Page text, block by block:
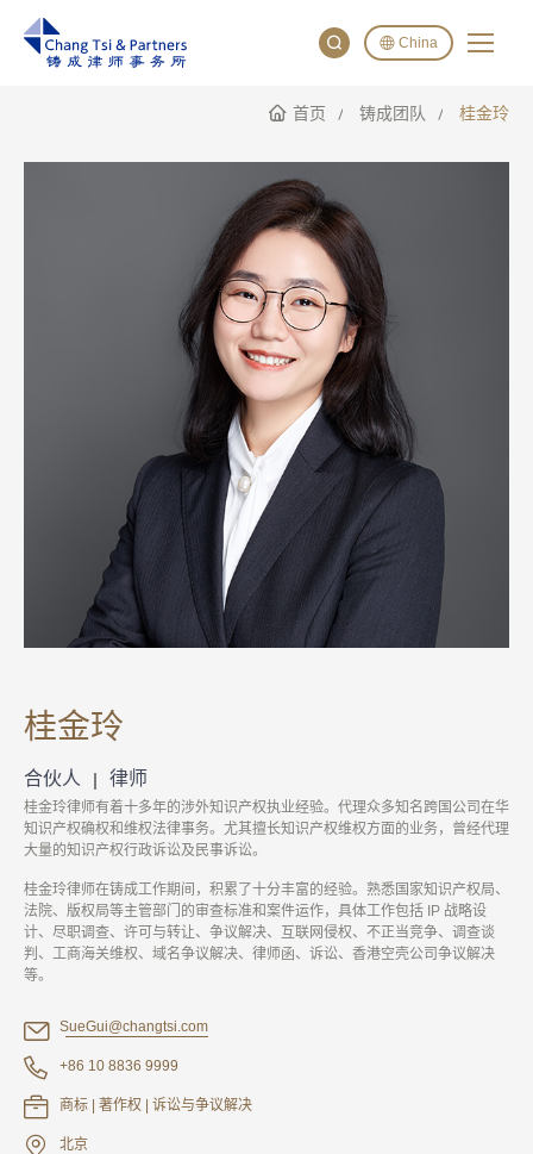
China
English
首页 铸成团队 桂金玲
桂金玲
合伙人 律师
桂金玲律师有着十多年的涉外知识产权执业经验。代理众多知名跨国公司在华
知识产权确权和维权法律事务。尤其擅长知识产权维权方面的业务，曾经代理
大量的知识产权行政诉讼及民事诉讼。
桂金玲律师在铸成工作期间，积累了十分丰富的经验。熟悉国家知识产权局、
法院、版权局等主管部门的审查标准和案件运作，具体工作包括 IP 战略设
计、尽职调查、许可与转让、争议解决、互联网侵权、不正当竞争、调查谈
判、工商海关维权、域名争议解决、律师函、诉讼、香港空壳公司争议解决
等。
SueGui@changtsi.com
+86 10 8836 9999
商标 | 著作权 | 诉讼与争议解决
北京